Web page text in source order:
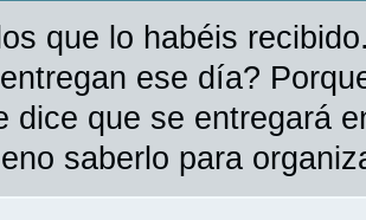
que lo habéis
entregan ese día?
dice que se entregará
saberlo para